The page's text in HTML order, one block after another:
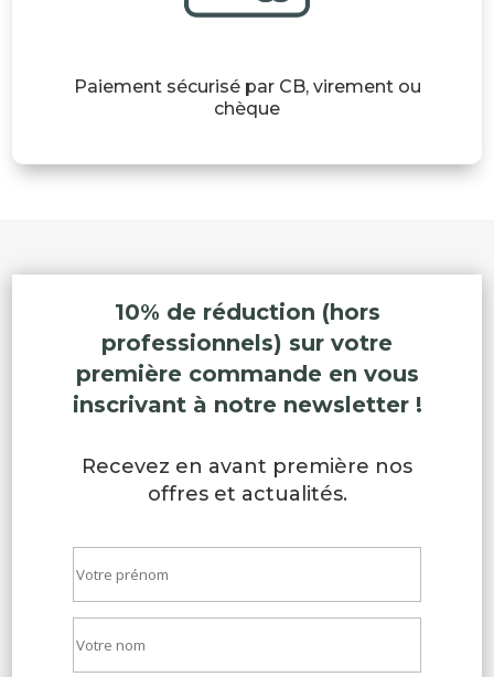
Paiement sécurisé par CB, virement ou
chèque
10% de réduction (hors
professionnels) sur votre
première commande en vous
inscrivant à notre newsletter !
Recevez en avant première nos
offres et actualités.